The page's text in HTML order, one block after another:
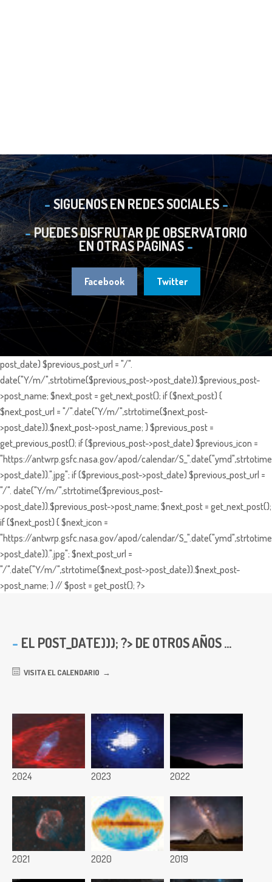
SIGUENOS EN REDES SOCIALES
PUEDES DISFRUTAR DE OBSERVATORIO
EN OTRAS PÁGINAS
Facebook Twitter
post_date) $previous_post_url = "/".
date("Y/m/",strtotime($previous_post->post_date)).$previous_post-
>post_name; $next_post = get_next_post(); if ($next_post) {
$next_post_url = "/".date("Y/m/",strtotime($next_post-
>post_date)).$next_post->post_name; } $previous_post =
get_previous_post(); if ($previous_post->post_date) $previous_icon =
"https://antwrp.gsfc.nasa.gov/apod/calendar/
>post_date)).".jpg"; if ($previous_post->post_date) $previous_post_url =
"/". date("Y/m/",strtotime($previous_post-
>post_date)).$previous_post->post_name; $next_post = get_next_post();
if ($next_post) { $next_icon =
"https://antwrp.gsfc.nasa.gov/apod/calendar/
>post_date)).".jpg"; $next_post_url =
"/".date("Y/m/",strtotime($next_post->post_date)).$next_post-
>post_name; } // $post = get_post(); ?>
EL POST_DATE))); ?> DE OTROS AÑOS ...
VISITA EL CALENDARIO
2024 2023 2022
2021 2020 2019